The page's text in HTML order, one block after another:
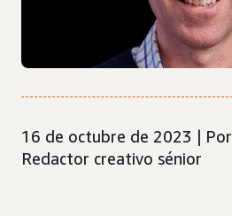
16 de octubre de 2023 | Por
Redactor creativo sénior